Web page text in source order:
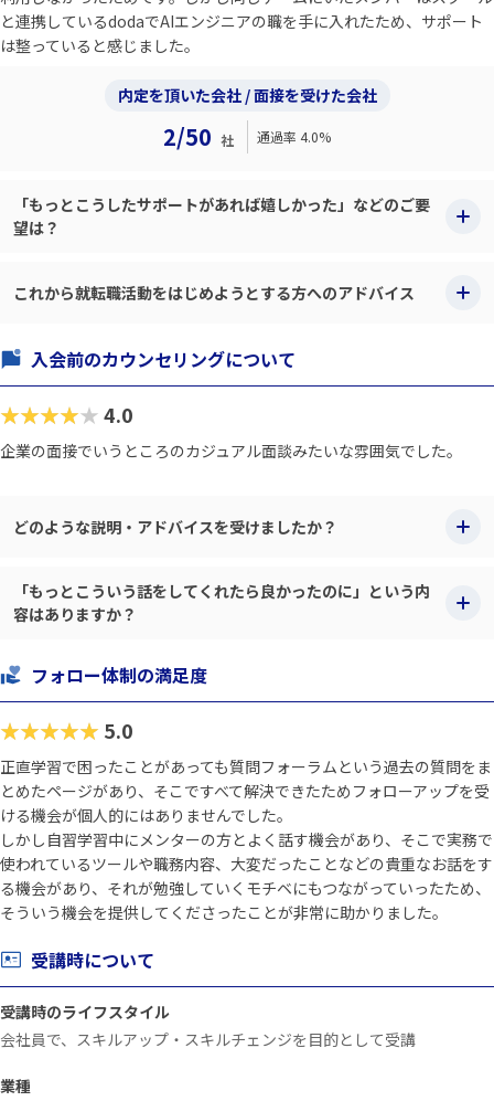
と連携しているdodaでAIエンジニアの職を手に入れたため、サポート
は整っていると感じました。
内定を頂いた会社 / 面接を受けた会社
2/50 社 通過率 4.0%
「もっとこうしたサポートがあれば嬉しかった」などのご要
望は？
これから就転職活動をはじめようとする方へのアドバイス
入会前のカウンセリングについて
★★★★★4.0
企業の面接でいうところのカジュアル面談みたいな雰囲気でした。
どのような説明・アドバイスを受けましたか？
「もっとこういう話をしてくれたら良かったのに」という内
容はありますか？
フォロー体制の満足度
★★★★★ 5.0
正直学習で困ったことがあっても質問フォーラムという過去の質問をま
とめたページがあり、そこですべて解決できたためフォローアップを受
ける機会が個人的にはありませんでした。
しかし自習学習中にメンターの方とよく話す機会があり、そこで実務で
使われているツールや職務内容、大変だったことなどの貴重なお話をす
る機会があり、それが勉強していくモチベにもつながっていったため、
そういう機会を提供してくださったことが非常に助かりました。
受講時について
受講時のライフスタイル
会社員で、スキルアップ・スキルチェンジを目的として受講
業種